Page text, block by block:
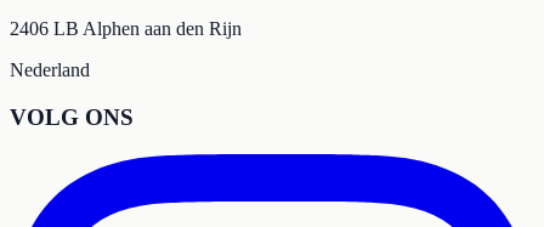
2406 LB Alphen aan den Rijn
Nederland
VOLG ONS